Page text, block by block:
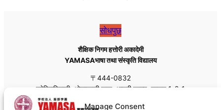
Manage Consent
सोधपुछ
शैक्षिक निगम हत्तोरी अकादेमी
YAMASAभाषा तथा संस्कृति विद्यालय
〒444-0832
हनेहिगाशिमाची, ओकाजाकी शहर, आइची प्रान्त, जापान 1-2-1